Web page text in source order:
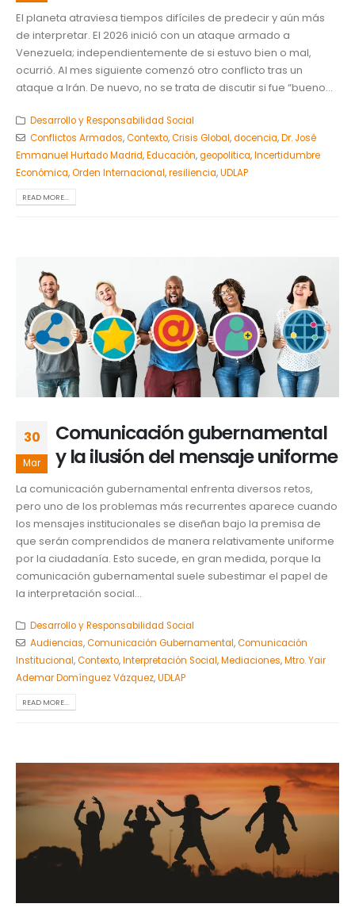
El planeta atraviesa tiempos difíciles de predecir y aún más
de interpretar. El 2026 inició con un ataque armado a
Venezuela; independientemente de si estuvo bien o mal,
ocurrió. Al mes siguiente comenzó otro conflicto tras un
ataque a Irán. De nuevo, no se trata de discutir si fue “bueno...
Desarrollo y Responsabilidad Social
Conflictos Armados,Contexto,Crisis Global,docencia,Dr. José
Emmanuel Hurtado Madrid,Educación,geopolitica,Incertidumbre
Económica,Orden Internacional,resiliencia,UDLAP
READ MORE...
30
Mar
Comunicación gubernamental
y la ilusión del mensaje uniforme
La comunicación gubernamental enfrenta diversos retos,
pero uno de los problemas más recurrentes aparece cuando
los mensajes institucionales se diseñan bajo la premisa de
que serán comprendidos de manera relativamente uniforme
por la ciudadanía. Esto sucede, en gran medida, porque la
comunicación gubernamental suele subestimar el papel de
la interpretación social...
Desarrollo y Responsabilidad Social
Audiencias,Comunicación Gubernamental,Comunicación
Institucional,Contexto,Interpretación Social,Mediaciones,Mtro. Yair
Ademar Domínguez Vázquez,UDLAP
READ MORE...